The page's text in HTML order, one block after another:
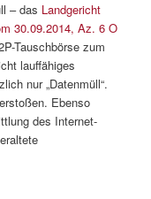
– das Landgericht
30.09.2014, Az. 6 O
Tauschbörse zum
lauffähiges
nur „Datenmüll“.
Ebenso
des Internet-